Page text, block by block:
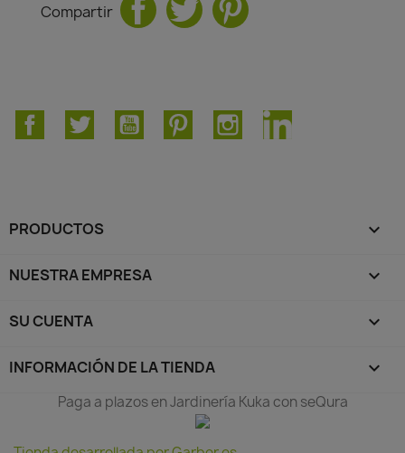
Compartir
FacebookTwitter YouTube PinterestInstagramLinkedIn
PRODUCTOS 
NUESTRA EMPRESA 
SU CUENTA 
INFORMACIÓN DE LA TIENDA keyboard_arrow_down
Paga a plazos en Jardinería Kuka con seQura